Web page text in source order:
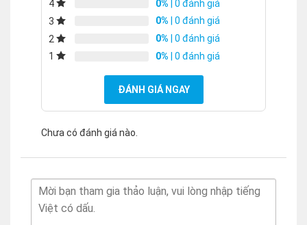
4 0% | 0 đánh giá
3
0% | 0 đánh giá
2
0% | 0 đánh giá
1
0% | 0 đánh giá
ĐÁNH GIÁ NGAY
Chưa có đánh giá nào.